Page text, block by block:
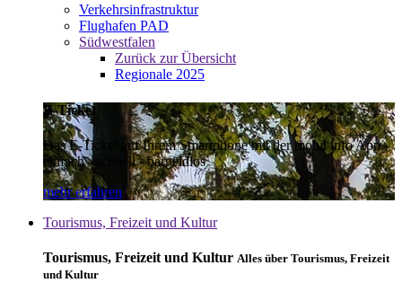
Verkehrsinfrastruktur
Flughafen PAD
Südwestfalen
Zurück zur Übersicht
Regionale 2025
E-Ticket
Das E-Ticket auf Ihrem Smartphone mit der mobil info App -
einfach - schnell - bargeldlos
mehr erfahren
Tourismus, Freizeit und Kultur
Tourismus, Freizeit und Kultur Alles über Tourismus, Freizeit
und Kultur